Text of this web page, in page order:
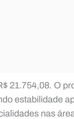
21.754,08. O
estabilidade
nas